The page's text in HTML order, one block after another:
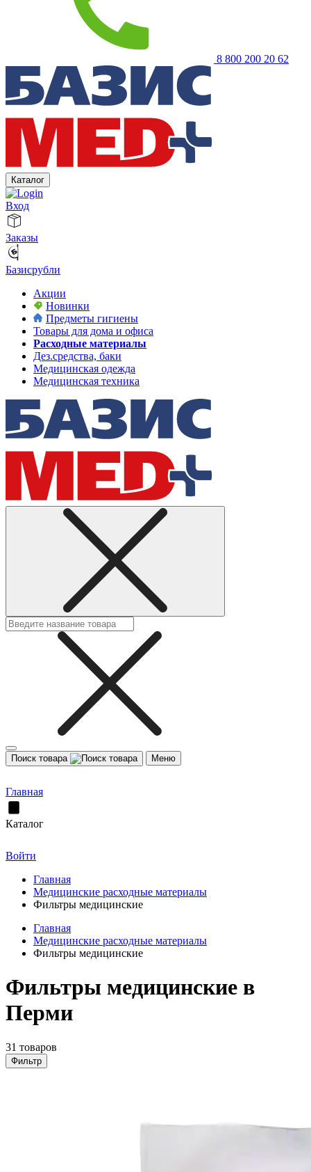
8 800 200 20 62
Каталог
Вход
Заказы
Базисрубли
Акции
Новинки
Предметы гигиены
Товары для дома и офиса
Расходные материалы
Дез.средства, баки
Медицинская одежда
Медицинская техника
Поиск товара Меню
Главная
Каталог
Войти
Главная
Медицинские расходные материалы
Фильтры медицинские
Главная
Медицинские расходные материалы
Фильтры медицинские
Фильтры медицинские в
Перми
31 товаров
Фильтр